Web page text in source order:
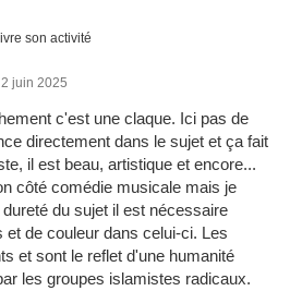
son activité
juin 2025
c'est une claque. Ici pas de
directement dans le sujet et ça fait
il est beau, artistique et encore...
côté comédie musicale mais je
du sujet il est nécessaire
et de couleur dans celui-ci. Les
et sont le reflet d'une humanité
les groupes islamistes radicaux.